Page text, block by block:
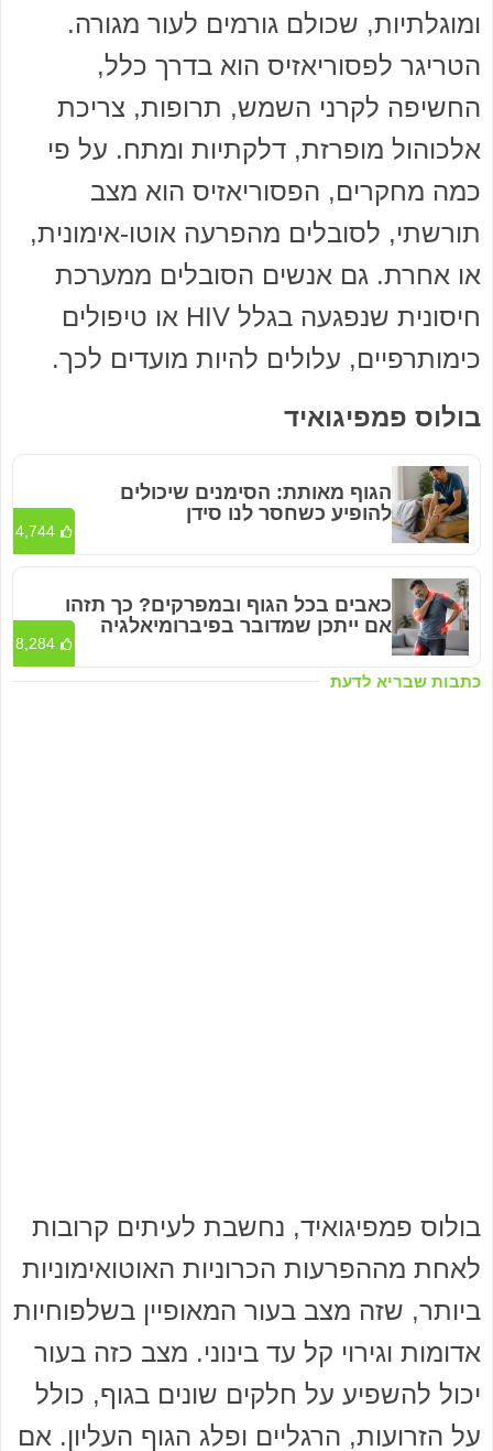
ומוגלתיות, שכולם גורמים לעור מגורה.
הטריגר לפסוריאזיס הוא בדרך כלל,
החשיפה לקרני השמש, תרופות, צריכת
אלכוהול מופרזת, דלקתיות ומתח. על פי
כמה מחקרים, הפסוריאזיס הוא מצב
תורשתי, לסובלים מהפרעה אוטו-אימונית,
או אחרת. גם אנשים הסובלים ממערכת
חיסונית שנפגעה בגלל HIV או טיפולים
כימותרפיים, עלולים להיות מועדים לכך.
בולוס פמפיגואיד
כתבות שבריא לדעת
הגוף מאותת: הסימנים שיכולים
להופיע כשחסר לנו סידן
4,744
כאבים בכל הגוף ובמפרקים? כך תזהו
אם ייתכן שמדובר בפיברומיאלגיה
8,284
בולוס פמפיגואיד, נחשבת לעיתים קרובות
לאחת מההפרעות הכרוניות האוטואימוניות
ביותר, שזה מצב בעור המאופיין בשלפוחיות
אדומות וגירוי קל עד בינוני. מצב כזה בעור
יכול להשפיע על חלקים שונים בגוף, כולל
על הזרועות, הרגליים ופלג הגוף העליון. אם